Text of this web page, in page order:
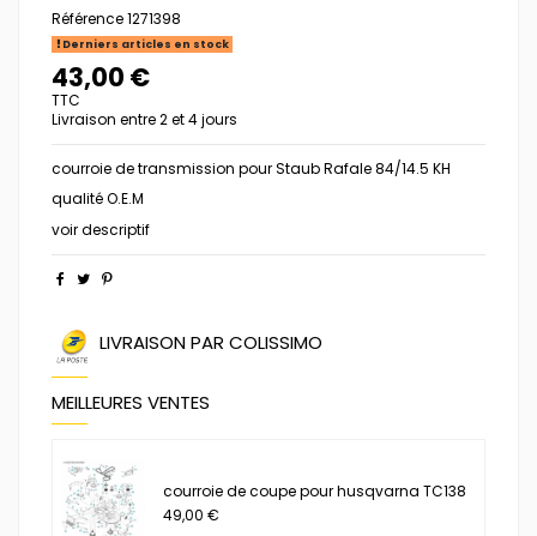
Référence1271398
Derniers articles en stock
43,00 €
TTC
Livraison entre 2 et 4 jours
courroie de transmission pour Staub Rafale 84/14.5 KH
qualité O.E.M
voir descriptif
LIVRAISON PAR COLISSIMO
MEILLEURES VENTES
courroie de coupe pour husqvarna TC138
49,00 €